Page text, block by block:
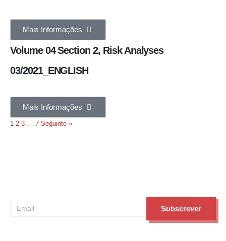
Mais Informações
Volume 04 Section 2, Risk Analyses
03/2021_ENGLISH
Mais Informações
1 2 3 7 Seguinte »